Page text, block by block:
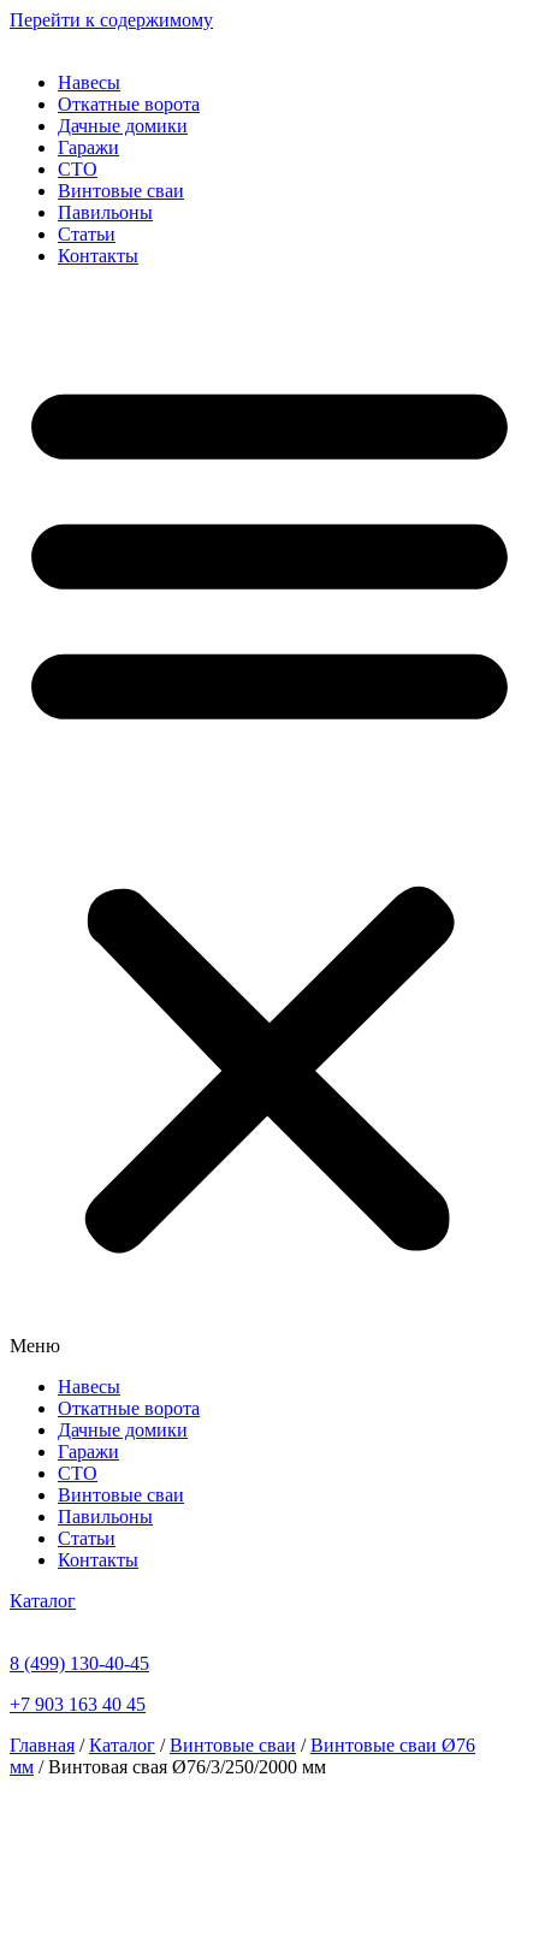
Перейти к содержимому
Навесы
Откатные ворота
Дачные домики
Гаражи
СТО
Винтовые сваи
Павильоны
Статьи
Контакты
Меню
Навесы
Откатные ворота
Дачные домики
Гаражи
СТО
Винтовые сваи
Павильоны
Статьи
Контакты
Каталог
8 (499) 130-40-45
+7 903 163 40 45
Главная /Каталог /Винтовые сваи /Винтовые сваи Ø76
мм / Винтовая свая Ø76/3/250/2000 мм